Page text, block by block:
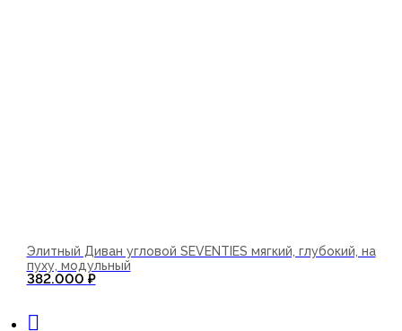
Элитный Диван угловой SEVENTIES мягкий, глубокий, на
пуху, модульный
382.000 ₽